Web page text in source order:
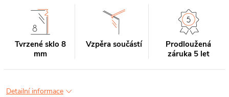
Tvrzené sklo 8
mm
Vzpěra součástí
Prodloužená
záruka 5 let
Detailní informace